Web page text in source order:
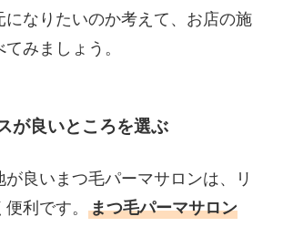
になりたいのか考えて、お店の施
みましょう。
が良いところを選ぶ
が良いまつ毛パーマサロンは、リ
利です。 まつ毛パーマサロン